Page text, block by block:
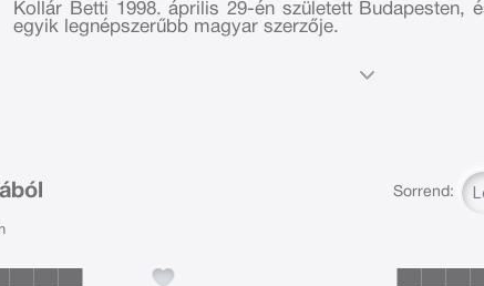
Kollár Betti 1998. április 29-én született Budapesten,
egyik legnépszerűbb magyar szerzője.
Wattpad közösségi oldalon indult, ahol első történetei
a közvetlenség, a humor és a lendületes párbeszédek
Betti aktívan tartja a kapcsolatot olvasóival a
Sorrend: